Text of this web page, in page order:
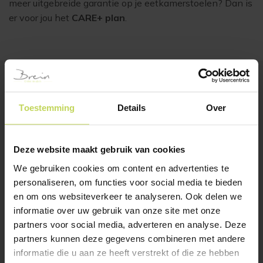
Toestemming Details Over
Deze website maakt gebruik van cookies
We gebruiken cookies om content en advertenties te
personaliseren, om functies voor social media te bieden
en om ons websiteverkeer te analyseren. Ook delen we
informatie over uw gebruik van onze site met onze
partners voor social media, adverteren en analyse. Deze
partners kunnen deze gegevens combineren met andere
informatie die u aan ze heeft verstrekt of die ze hebben
meer uitgebreide garantie op je eetkamerstoelen? Dan is
er voor jou het CARE+ plan.
Klanten bekeken ook
Xooon barstoel OWEN
Xooon eetkamerstoel